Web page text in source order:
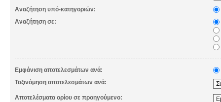
Αναζήτηση υπό-κατηγοριών:
Αναζήτηση σε:
Εμφάνιση αποτελεσμάτων ανά:
Ταξινόμηση αποτελεσμάτων ανά:
Αποτελέσματα ορίου σε προηγούμενο: